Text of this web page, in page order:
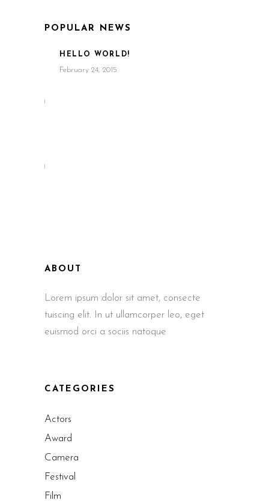
POPULAR NEWS
HELLO WORLD!
February 24, 2015
ABOUT
Lorem ipsum dolor sit amet, consecte
tuiscing elit. In ut ullamcorper leo, eget
euismod orci a sociis natoque
CATEGORIES
Actors
Award
Camera
Festival
Film